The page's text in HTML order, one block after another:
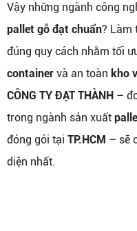
Vậy những ngành công
pallet gỗ đạt chuẩn? Làm
đúng quy cách nhằm tối
container và an toàn kho
CÔNG TY ĐẠT THÀNH –
trong ngành sản xuất
đóng gói tại TP.HCM – sẽ
diện nhất.